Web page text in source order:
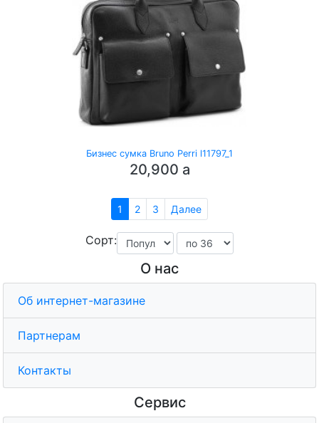
Бизнес сумка Bruno Perri l11797_1
20,900 a
1 2 3 Далее
Сорт:
О нас
Об интернет-магазине
Партнерам
Контакты
Сервис